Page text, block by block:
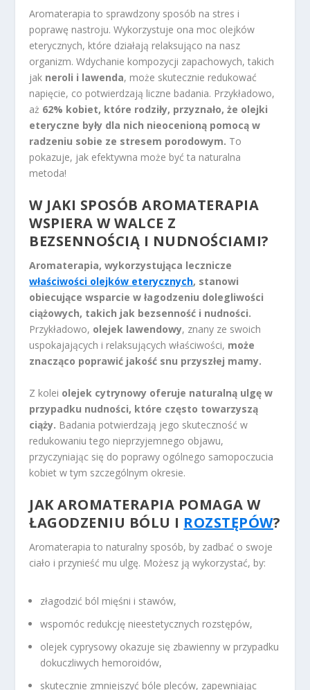
Aromaterapia to sprawdzony sposób na stres i
poprawę nastroju. Wykorzystuje ona moc olejków
eterycznych, które działają relaksująco na nasz
organizm. Wdychanie kompozycji zapachowych, takich
jak neroli i lawenda, może skutecznie redukować
napięcie, co potwierdzają liczne badania. Przykładowo,
aż 62% kobiet, które rodziły, przyznało, że olejki
eteryczne były dla nich nieocenioną pomocą w
radzeniu sobie ze stresem porodowym. To
pokazuje, jak efektywna może być ta naturalna
metoda!
W JAKI SPOSÓB AROMATERAPIA
WSPIERA W WALCE Z
BEZSENNOŚCIĄ I NUDNOŚCIAMI?
Aromaterapia, wykorzystująca lecznicze
właściwości olejków eterycznych, stanowi
obiecujące wsparcie w łagodzeniu dolegliwości
ciążowych, takich jak bezsenność i nudności.
Przykładowo, olejek lawendowy, znany ze swoich
uspokajających i relaksujących właściwości, może
znacząco poprawić jakość snu przyszłej mamy.
Z kolei olejek cytrynowy oferuje naturalną ulgę w
przypadku nudności, które często towarzyszą
ciąży. Badania potwierdzają jego skuteczność w
redukowaniu tego nieprzyjemnego objawu,
przyczyniając się do poprawy ogólnego samopoczucia
kobiet w tym szczególnym okresie.
JAK AROMATERAPIA POMAGA W
ŁAGODZENIU BÓLU I ROZSTĘPÓW?
Aromaterapia to naturalny sposób, by zadbać o swoje
ciało i przynieść mu ulgę. Możesz ją wykorzystać, by:
złagodzić ból mięśni i stawów,
wspomóc redukcję nieestetycznych rozstępów,
olejek cyprysowy okazuje się zbawienny w przypadku
dokuczliwych hemoroidów,
skutecznie zmniejszyć bóle pleców, zapewniając